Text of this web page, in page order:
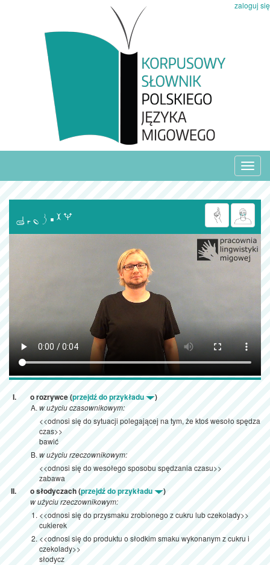
zaloguj się

o rozrywce (przejdź do przykładu )
w użyciu czasownikowym:
<<odnosi się do sytuacji polegającej na tym, że ktoś wesoło spędza
czas>>
bawić
w użyciu rzeczownikowym:
<<odnosi się do wesołego sposobu spędzania czasu>>
zabawa
o słodyczach (przejdź do przykładu )
w użyciu rzeczownikowym:
<<odnosi się do przysmaku zrobionego z cukru lub czekolady>>
cukierek
<<odnosi się do produktu o słodkim smaku wykonanym z cukru i
czekolady>>
słodycz